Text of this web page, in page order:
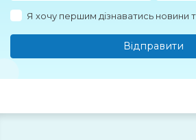
Я хочу першим дізнаватись новини
Відправити